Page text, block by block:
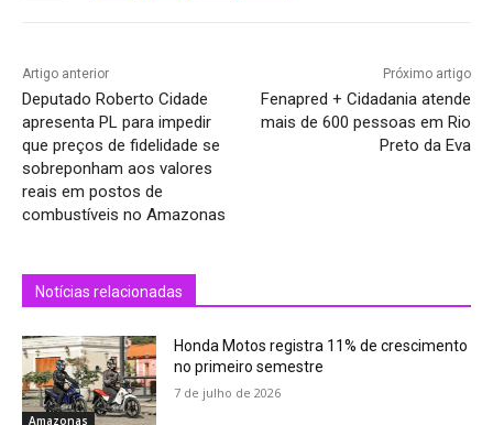
Artigo anterior
Deputado Roberto Cidade
apresenta PL para impedir
que preços de fidelidade se
sobreponham aos valores
reais em postos de
combustíveis no Amazonas
Próximo artigo
Fenapred + Cidadania atende
mais de 600 pessoas em Rio
Preto da Eva
Notícias relacionadas
Amazonas
Honda Motos registra 11% de crescimento
no primeiro semestre
7 de julho de 2026